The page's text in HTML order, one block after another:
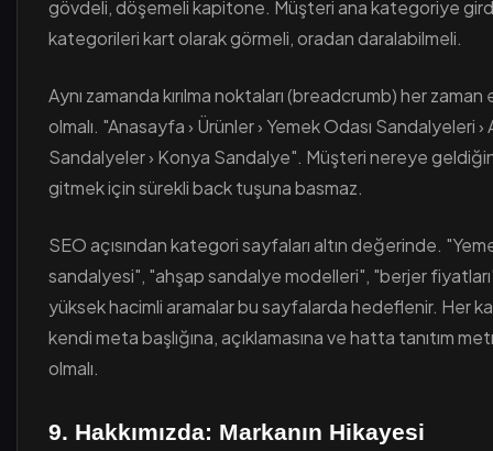
gövdeli, döşemeli kapitone. Müşteri ana kategoriye
kategorileri kart olarak görmeli, oradan daralabilmeli.
Aynı zamanda kırılma noktaları (breadcrumb) her zaman
olmalı. "Anasayfa › Ürünler › Yemek Odası Sandalyeleri ›
Sandalyeler › Konya Sandalye". Müşteri nereye
gitmek için sürekli back tuşuna basmaz.
SEO açısından kategori sayfaları altın değerinde.
sandalyesi", "ahşap sandalye modelleri", "berjer
yüksek hacimli aramalar bu sayfalarda hedeflenir. Her
kendi meta başlığına, açıklamasına ve hatta tanıtım
olmalı.
9. Hakkımızda: Markanın Hikayesi